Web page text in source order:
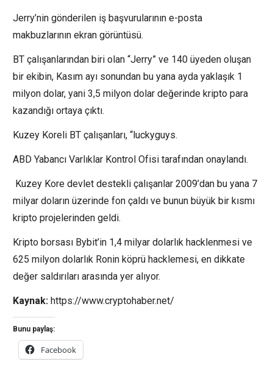
Jerry’nin gönderilen iş başvurularının e-posta
makbuzlarının ekran görüntüsü.
BT çalışanlarından biri olan “Jerry” ve 140 üyeden oluşan
bir ekibin, Kasım ayı sonundan bu yana ayda yaklaşık 1
milyon dolar, yani 3,5 milyon dolar değerinde kripto para
kazandığı ortaya çıktı.
Kuzey Koreli BT çalışanları, “luckyguys.
ABD Yabancı Varlıklar Kontrol Ofisi tarafından onaylandı.
Kuzey Kore devlet destekli çalışanlar 2009’dan bu yana 7
milyar doların üzerinde fon çaldı ve bunun büyük bir kısmı
kripto projelerinden geldi.
Kripto borsası Bybit’in 1,4 milyar dolarlık hacklenmesi ve
625 milyon dolarlık Ronin köprü hacklemesi, en dikkate
değer saldırıları arasında yer alıyor.
Kaynak: https://www.cryptohaber.net/
Bunu paylaş:
Facebook